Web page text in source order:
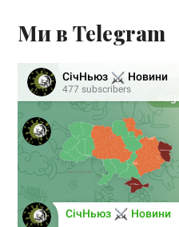
Ми в Telegram